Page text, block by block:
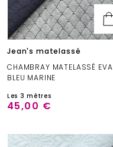
Jean's matelassé
CHAMBRAY MATELASSÉ EVA
BLEU MARINE
Les 3 mètres
45,00 €